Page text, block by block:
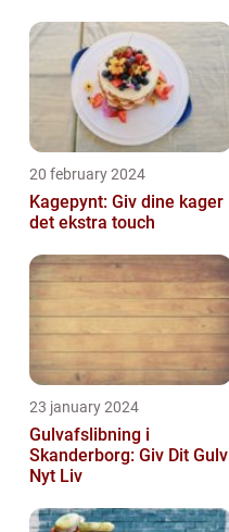
20 february 2024
Kagepynt: Giv dine kager
det ekstra touch
23 january 2024
Gulvafslibning i
Skanderborg: Giv Dit Gulv
Nyt Liv